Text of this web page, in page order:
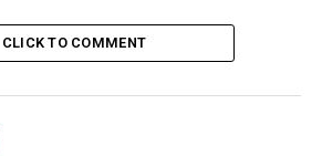
CLICK TO COMMENT